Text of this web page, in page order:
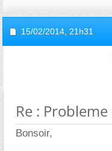
15/02/2014, 21h31
Re :
Bonsoir,